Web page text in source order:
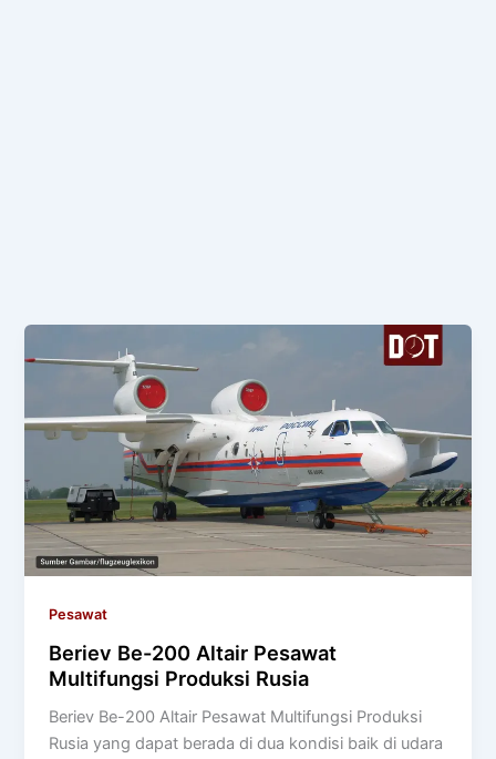
Pesawat
Beriev Be-200 Altair Pesawat
Multifungsi Produksi Rusia
Beriev Be-200 Altair Pesawat Multifungsi Produksi
Rusia yang dapat berada di dua kondisi baik di udara